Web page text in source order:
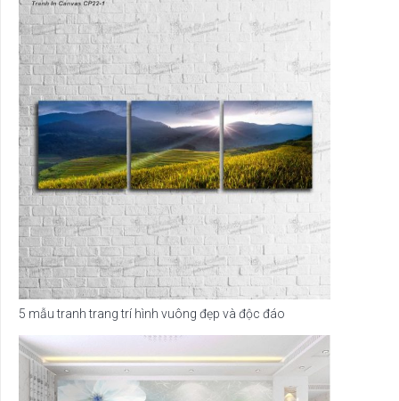
5 mẫu tranh trang trí hình vuông đẹp và độc đáo